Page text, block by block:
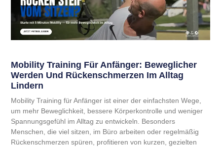
Mobility Training Für Anfänger: Beweglicher
Werden Und Rückenschmerzen Im Alltag
Lindern
Mobility Training für Anfänger ist einer der einfachsten Wege,
um mehr Beweglichkeit, bessere Körperkontrolle und weniger
Spannungsgefühl im Alltag zu entwickeln. Besonders
Menschen, die viel sitzen, im Büro arbeiten oder regelmäßig
Rückenschmerzen spüren, profitieren von kurzen, gezielten